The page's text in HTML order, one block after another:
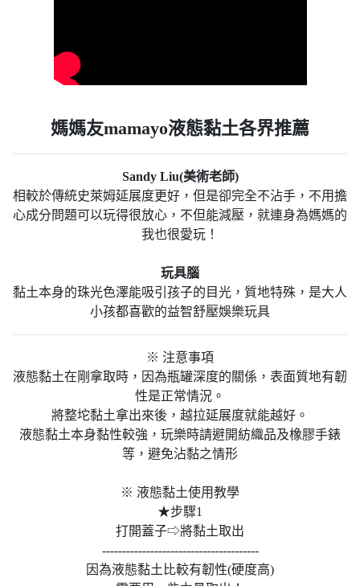
媽媽友mamayo液態黏土各界推薦
Sandy Liu(美術老師)
相較於傳統史萊姆延展度更好，但是卻完全不沾手，不用擔
心成分問題可以玩得很放心，不但能減壓，就連身為媽媽的
我也很愛玩！
玩具腦
黏土本身的珠光色澤能吸引孩子的目光，質地特殊，是大人
小孩都喜歡的益智舒壓娛樂玩具
※ 注意事項
液態黏土在剛拿取時，因為瓶罐深度的關係，表面質地有韌
性是正常情況。
將整坨黏土拿出來後，越拉延展度就能越好。
液態黏土本身黏性較強，玩樂時請避開紡織品及橡膠手錶
等，避免沾黏之情形
※ 液態黏土使用教學
★步驟1
打開蓋子⇨將黏土取出
---------------------------------------
因為液態黏土比較有韌性(硬度高)